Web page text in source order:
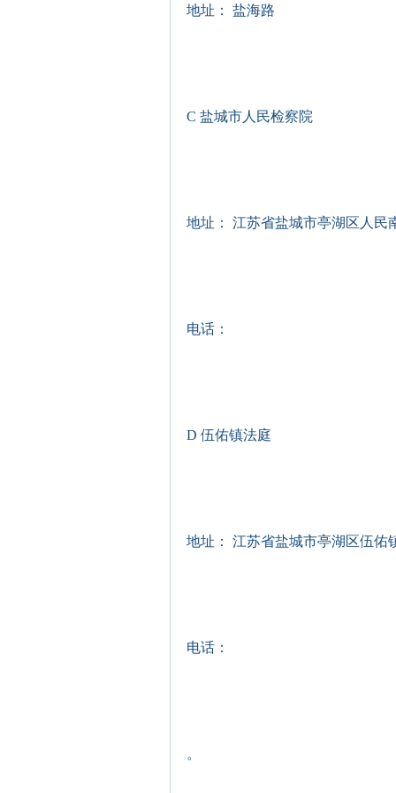
地址： 盐海路
C 盐城市人民检察院
地址： 江苏省盐城市亭湖区人民
电话：
D 伍佑镇法庭
地址： 江苏省盐城市亭湖区伍佑
电话：
。